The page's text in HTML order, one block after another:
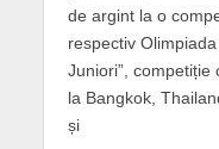
de argint la o
respectiv
Juniori”, competiție
la Bangkok,
și